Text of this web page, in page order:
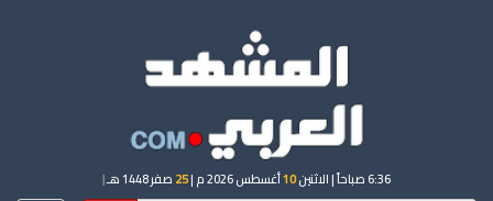
6:36 صباحاً | الاثنين10أغسطس 2026 م | 25 صفر 1448 هـ |